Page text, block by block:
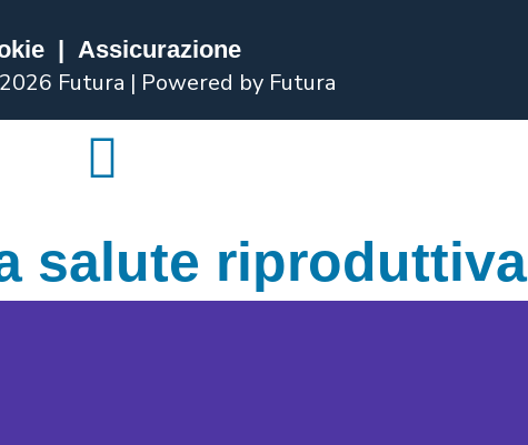
| Assicurazione
Futura | Powered by Futura
salute riproduttiva